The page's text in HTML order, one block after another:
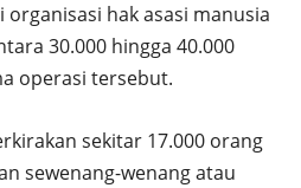
hak asasi manusia
30.000 hingga 40.000
operasi tersebut.
sekitar 17.000 orang
sewenang-wenang atau